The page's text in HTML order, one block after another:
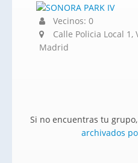
Vecinos: 0
Calle Policia Local
Madrid
Si no encuentras tu
archivados